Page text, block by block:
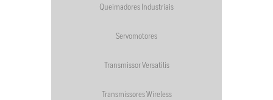
Queimadores Industriais
Servomotores
Transmissor Versatilis
Transmissores Wireless